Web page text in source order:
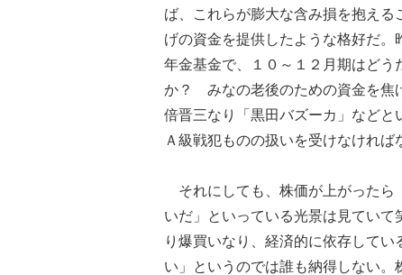
ば、これらが膨大な含み損を抱え
げの資金を提供したような格好だ
年金基金で、１０～１２月期はど
か？ みなの老後のための資金を焦
倍晋三なり「黒田バズーカ」など
Ａ級戦犯ものの扱いを受けなければ
それにしても、株価が上がったら
いだ」といっている光景は見てい
り爆買いなり、経済的に依存して
い」というのでは誰も納得しない